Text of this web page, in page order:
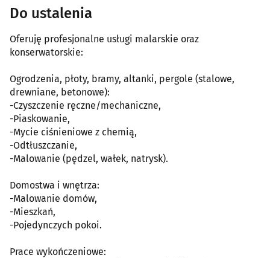
Do ustalenia
Oferuję profesjonalne usługi malarskie oraz
konserwatorskie:
Ogrodzenia, płoty, bramy, altanki, pergole (stalowe,
drewniane, betonowe):
-Czyszczenie ręczne/mechaniczne,
-Piaskowanie,
-Mycie ciśnieniowe z chemią,
-Odtłuszczanie,
-Malowanie (pędzel, wałek, natrysk).
Domostwa i wnętrza:
-Malowanie domów,
-Mieszkań,
-Pojedynczych pokoi.
Prace wykończeniowe: